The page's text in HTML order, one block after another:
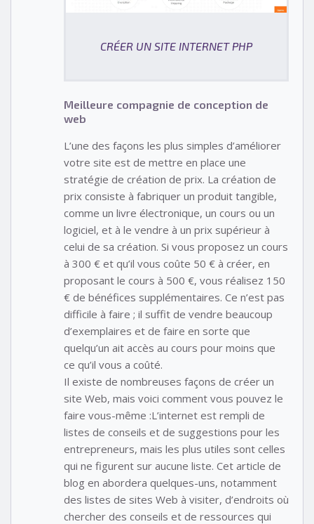
CRÉER UN SITE INTERNET PHP
Meilleure compagnie de conception de
web
L’une des façons les plus simples d’améliorer
votre site est de mettre en place une
stratégie de création de prix. La création de
prix consiste à fabriquer un produit tangible,
comme un livre électronique, un cours ou un
logiciel, et à le vendre à un prix supérieur à
celui de sa création. Si vous proposez un cours
à 300 € et qu’il vous coûte 50 € à créer, en
proposant le cours à 500 €, vous réalisez 150
€ de bénéfices supplémentaires. Ce n’est pas
difficile à faire ; il suffit de vendre beaucoup
d’exemplaires et de faire en sorte que
quelqu’un ait accès au cours pour moins que
ce qu’il vous a coûté.
Il existe de nombreuses façons de créer un
site Web, mais voici comment vous pouvez le
faire vous-même :L’internet est rempli de
listes de conseils et de suggestions pour les
entrepreneurs, mais les plus utiles sont celles
qui ne figurent sur aucune liste. Cet article de
blog en abordera quelques-uns, notamment
des listes de sites Web à visiter, d’endroits où
chercher des conseils et de ressources qui